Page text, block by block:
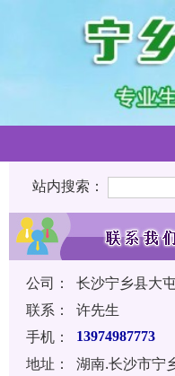
站内搜索：
公司：
长沙宁乡县大
联系：
许先生
手机：
13974987773
地址：
湖南.长沙市宁